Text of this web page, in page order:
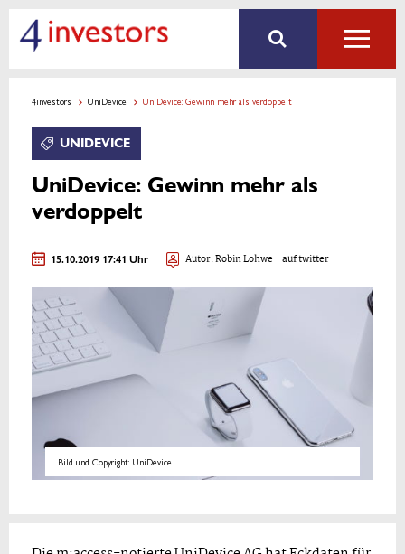
4investors UniDevice UniDevice: Gewinn mehr als verdoppelt
UNIDEVICE
UniDevice: Gewinn mehr als
verdoppelt
15.10.2019 17:41 Uhr Autor:Robin Lohwe- auf twitter
Bild und Copyright: UniDevice.